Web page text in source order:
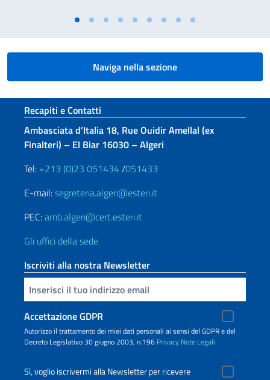
Naviga nella sezione
Sezione footer
Recapiti e Contatti
Ambasciata d’Italia 18, Rue Ouidir Amellal (ex
Finalteri) – El Biar 16030 – Algeri
Tel: +213 (0)23 051434/051433
E-mail:segreteria.algeri@esteri.it
PEC:amb.algeri@cert.esteri.it
Gli uffici della sede
Iscriviti alla nostra Newsletter
Inserisci la tua email
Accettazione GDPR
Autorizzo il trattamento dei miei dati personali ai sensi del GDPR e del
Decreto Legislativo 30 giugno 2003, n.196 Privacy Note Legali
Sì, voglio iscrivermi alla Newsletter per ricevere